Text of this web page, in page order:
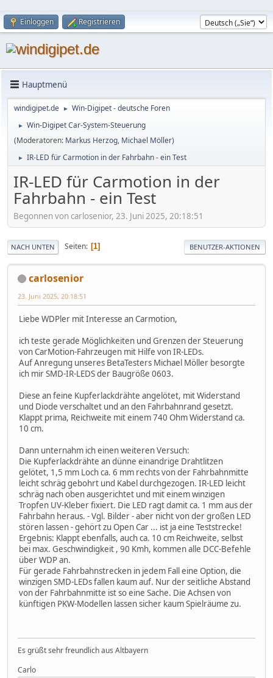
Einloggen Registrieren
Hauptmenü
windigipet.de ► Win-Digipet - deutsche Foren
►
Win-Digipet Car-System-Steuerung
(Moderatoren: Markus Herzog, Michael Möller)
► IR-LED für Carmotion in der Fahrbahn - ein Test
IR-LED für Carmotion in der
Fahrbahn - ein Test
Begonnen von carlosenior, 23. Juni 2025, 20:18:51
NACH UNTEN Seiten 1 BENUTZER-AKTIONEN
carlosenior
23. Juni 2025, 20:18:51
Liebe WDPler mit Interesse an Carmotion,
ich teste gerade Möglichkeiten und Grenzen der Steuerung
von CarMotion-Fahrzeugen mit Hilfe von IR-LEDs.
Auf Anregung unseres BetaTesters Michael Möller besorgte
ich mir SMD-IR-LEDS der Baugröße 0603.
Diese an feine Kupferlackdrähte angelötet, mit Widerstand
und Diode verschaltet und an den Fahrbahnrand gesetzt.
Klappt prima, Reichweite mit einem 740 Ohm Widerstand ca.
10 cm.
Dann unternahm ich einen weiteren Versuch:
Die Kupferlackdrähte an dünne einandrige Drahtlitzen
gelötet, 1,5 mm Loch ca. 6 mm rechts von der Fahrbahnmitte
leicht schräg gebohrt und Kabel durchgezogen. IR-LED leicht
schräg nach oben ausgerichtet und mit einem winzigen
Tropfen UV-Kleber fixiert. Die LED ragt damit ca. 1 mm aus der
Fahrbahn heraus. - Vgl. Bilder - aber nicht von der großen LED
stören lassen - gehört zu Open Car ... ist ja eine Teststrecke!
Ergebnis: Klappt ebenfalls, auch ca. 10 cm Reichweite, selbst
bei max. Geschwindigkeit , 90 Kmh, kommen alle DCC-Befehle
über WDP an.
Für gerade Fahrbahnstrecken in jedem Fall eine Option, die
winzigen SMD-LEDs fallen kaum auf. Nur der seitliche Abstand
von der Fahrbahnmitte ist so eine Sache. Die Achsen von
künftigen PKW-Modellen lassen sicher kaum Spielräume zu.
Es grüßt sehr freundlich aus Altbayern
Carlo